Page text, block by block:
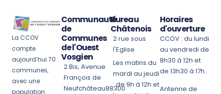
La CCOV
compte
aujourd’hui 70
communes,
avec une
population
Communauté
de
Communes
de l'Ouest
Vosgien
2 Bis, Avenue
François de
Neufchâteau88300
Bureau
Châtenois
2 rue sous
l'Eglise
Les matins du
mardi au jeudi
: de 9h à 12h et
Horaires
d'ouverture
CCOV : du lundi
au vendredi de
8h30 à 12h et
de 13h30 à 17h
Antenne de